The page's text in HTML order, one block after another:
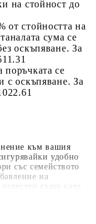
към вашия
удобно
със семейството
на
също като
Той е лек,
външни мебели
на стойност до
от стойността на
сума се
оскъпяване. За
се
с оскъпяване. За